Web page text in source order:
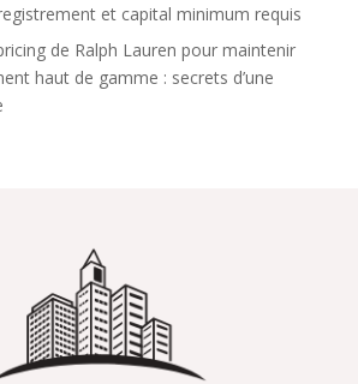
et capital minimum requis
de Ralph Lauren pour maintenir
haut de gamme : secrets d’une